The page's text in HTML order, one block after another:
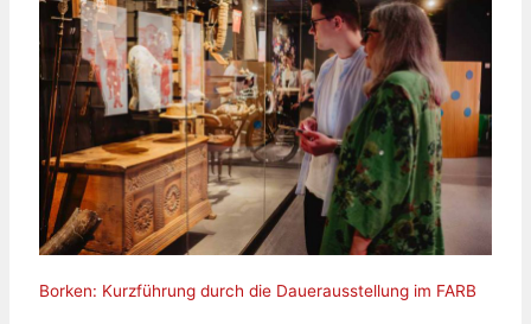
Borken: Kurzführung durch die Dauerausstellung im FARB